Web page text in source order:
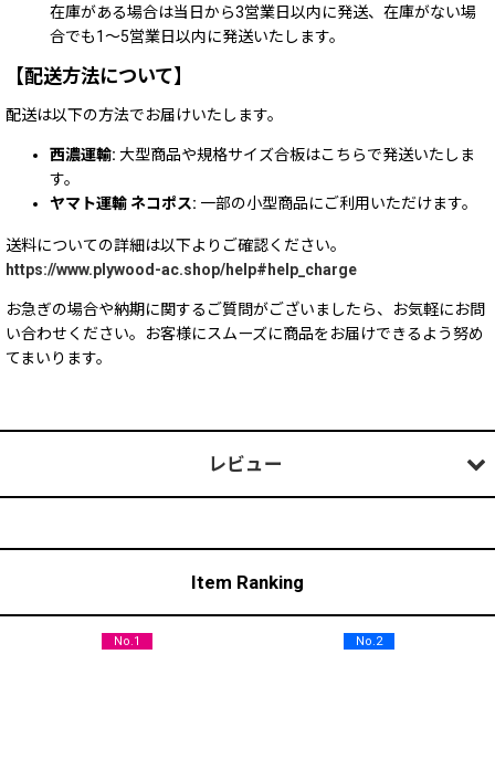
在庫がある場合は当日から3営業日以内に発送、在庫がない場
合でも1～5営業日以内に発送いたします。
【配送方法について】
配送は以下の方法でお届けいたします。
西濃運輸: 大型商品や規格サイズ合板はこちらで発送いたしま
す。
ヤマト運輸 ネコポス: 一部の小型商品にご利用いただけます。
送料についての詳細は以下よりご確認ください。
https://www.plywood-ac.shop/help#help_charge
お急ぎの場合や納期に関するご質問がございましたら、お気軽にお問
い合わせください。お客様にスムーズに商品をお届けできるよう努め
てまいります。
レビュー
Item Ranking
No.1 No.2